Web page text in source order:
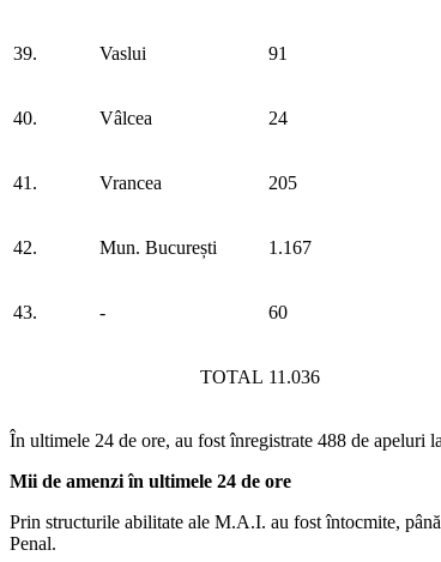
39. Vaslui 91
40. Vâlcea 24
41. Vrancea 205
42. Mun. București 1.167
43. - 60
TOTAL 11.036
În ultimele 24 de ore, au fost înregistrate 488 de
Mii de amenzi în ultimele 24 de ore
Prin structurile abilitate ale M.A.I. au fost întocmite,
Penal.